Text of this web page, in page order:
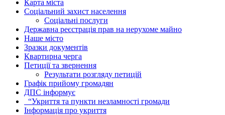
Карта міста
Соціальний захист населення
Соціальні послуги
Державна реєстрація прав на нерухоме майно
Наше місто
Зразки документів
Квартирна черга
Петиції та звернення
Результати розгляду петицій
Графік прийому громадян
ДПС інформує
“Укриття та пункти незламності громади
Інформація про укриття